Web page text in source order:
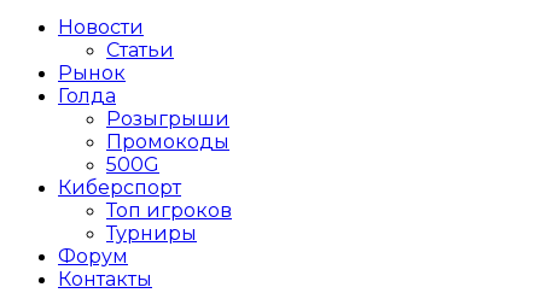
Новости
Статьи
Рынок
Голда
Розыгрыши
Промокоды
500G
Киберспорт
Топ игроков
Турниры
Форум
Контакты